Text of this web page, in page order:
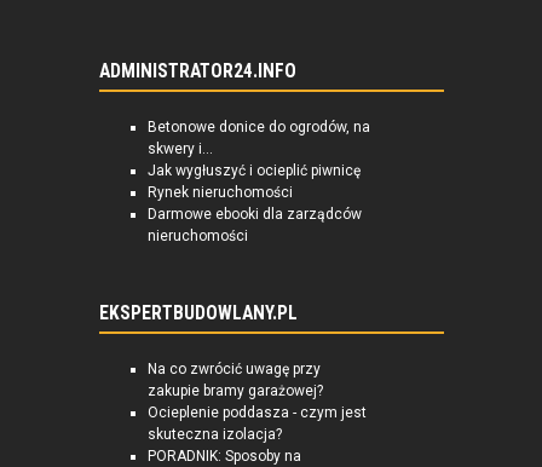
ADMINISTRATOR24.INFO
Betonowe donice do ogrodów, na
skwery i...
Jak wygłuszyć i ocieplić piwnicę
Rynek nieruchomości
Darmowe ebooki dla zarządców
nieruchomości
EKSPERTBUDOWLANY.PL
Na co zwrócić uwagę przy
zakupie bramy garażowej?
Ocieplenie poddasza - czym jest
skuteczna izolacja?
PORADNIK: Sposoby na